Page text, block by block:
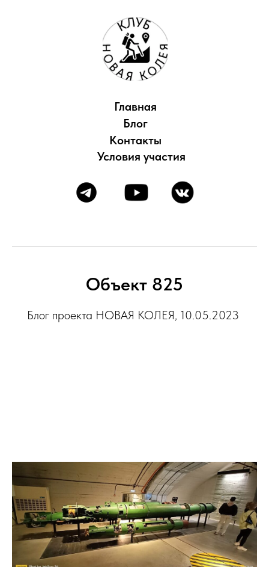
Блог
Контакты
Условия участия
Главная
Объект 825
Блог проекта НОВАЯ КОЛЕЯ, 10.05.2023